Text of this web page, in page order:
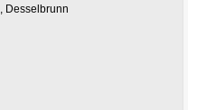
, Desselbrunn